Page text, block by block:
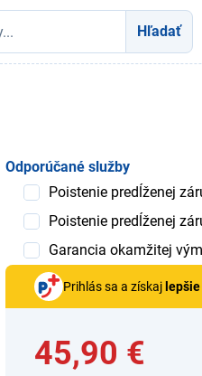
Hľadať
Odporúčané služby
Poistenie predĺženej
Poistenie predĺženej
Garancia okamžitej
Prihlás sa a získaj
45,90 €